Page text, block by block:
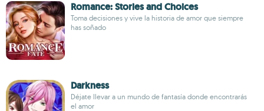
Romance: Stories and Choices
Toma decisiones y vive la historia de amor que siempre
has soñado
Darkness
Déjate llevar a un mundo de fantasía donde encontrarás
el amor